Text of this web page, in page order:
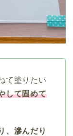
て塗りたい
して固めて
、滲んだり